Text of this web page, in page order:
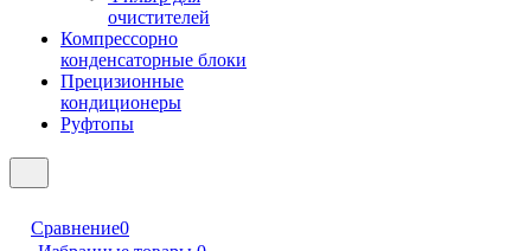
очистителей
Компрессорно
конденсаторные блоки
Прецизионные
кондиционеры
Руфтопы
Сравнение0